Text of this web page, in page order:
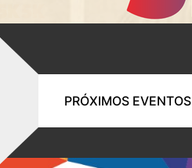
PRÓXIMOS EVENTOS